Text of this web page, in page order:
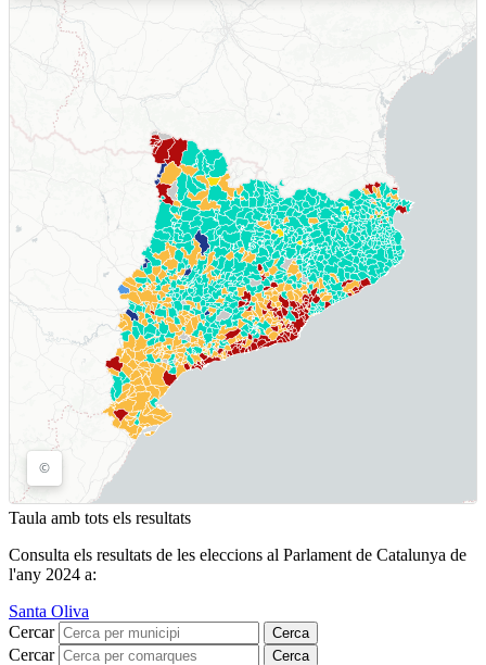
Taula amb tots els resultats
Consulta els resultats de les eleccions al Parlament de Catalunya de
l'any 2024 a:
Santa Oliva
Cercar
Cerca
Cercar Cerca